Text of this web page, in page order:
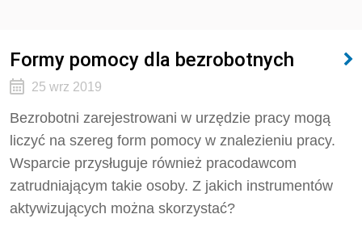
Formy pomocy dla bezrobotnych
25 wrz 2019
Bezrobotni zarejestrowani w urzędzie pracy mogą
liczyć na szereg form pomocy w znalezieniu pracy.
Wsparcie przysługuje również pracodawcom
zatrudniającym takie osoby. Z jakich instrumentów
aktywizujących można skorzystać?